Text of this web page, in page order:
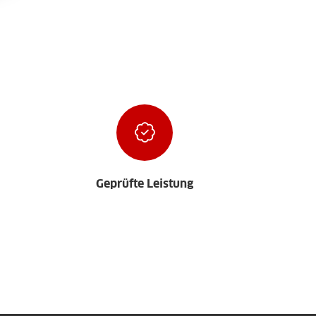
Geprüfte Leistung